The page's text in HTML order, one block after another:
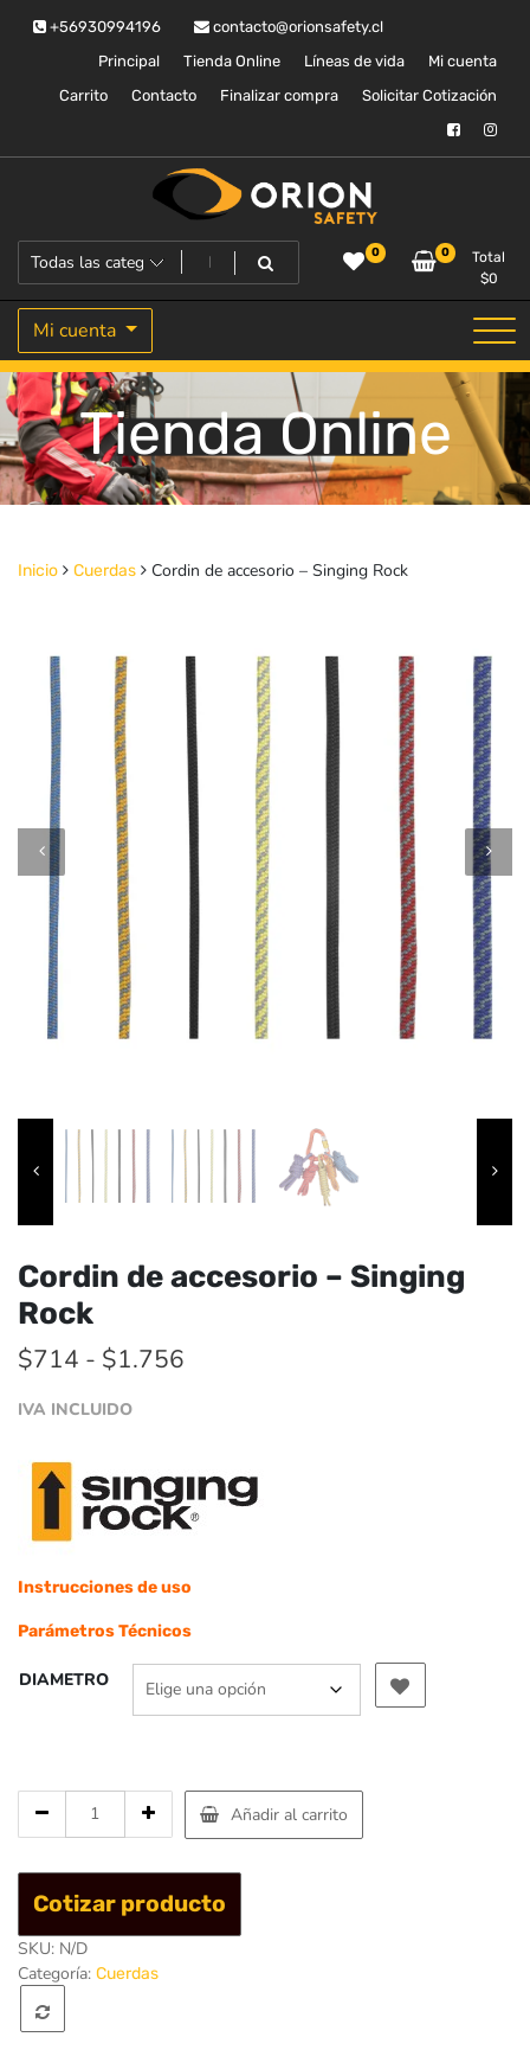
+56930994196
contacto@orionsafety.cl
Principal
Tienda Online Líneas de vida
Mi cuenta
Carrito
Contacto Finalizar compra Solicitar Cotización
Orion Safety
Equipos de proteccion personal 0 0
Total
$0
Mi cuenta
Tienda Online
Inicio Cuerdas Cordin de accesorio – Singing Rock
Cordin de accesorio – Singing
Rock
$714 - $1.756
desde
$714
hasta
$1.756
IVA INCLUIDO
Instrucciones de uso
Parámetros Técnicos
DIAMETRO
de
accesorio
Singing
Rock
Añadir al carrito
Cotizar producto
SKU: N/D
Categoría: Cuerdas